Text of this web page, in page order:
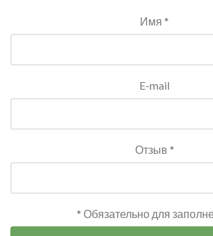
Имя *
E-mail
Отзыв *
* Обязательно для